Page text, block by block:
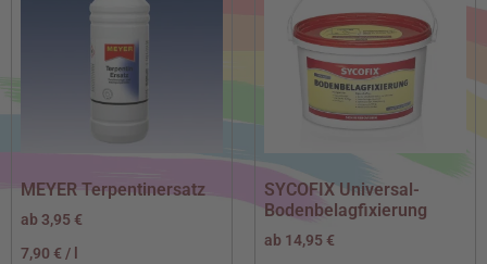
MEYER Terpentinersatz
ab 3,95 €
7,90 € /
SYCOFIX Universal-
Bodenbelagfixierung
ab 14,95 €